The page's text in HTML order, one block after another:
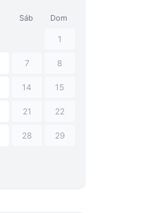
Sáb Dom
1
7 8
14 15
21 22
28 29